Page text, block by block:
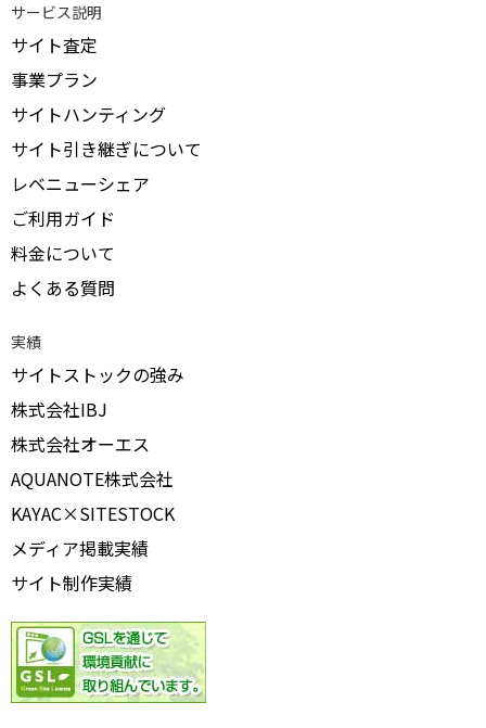
サービス説明
サイト査定
事業プラン
サイトハンティング
サイト引き継ぎについて
レベニューシェア
ご利用ガイド
料金について
よくある質問
実績
サイトストックの強み
株式会社IBJ
株式会社オーエス
AQUANOTE株式会社
KAYAC×SITESTOCK
メディア掲載実績
サイト制作実績